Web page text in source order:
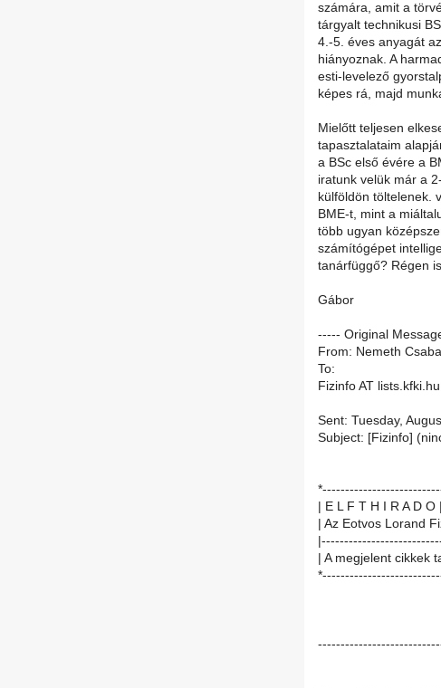
számára, amit a
tárgyalt technikusi
4.-5. éves anyagát
hiányoznak. A
esti-levelező
képes rá, majd
Mielőtt teljesen
tapasztalataim
a BSc első évére a
iratunk velük már a
külföldön töltelenek.
BME-t, mint a
több ugyan
számítógépet
tanárfüggő? Régen
Gábor
----- Original
From: Nemeth Csaba
To:
Fizinfo AT lists.kfki.hu
Sent: Tuesday,
Subject: [Fizinfo]
| E L F T H I R A D O |
| Az Eotvos Lorand
| A megjelent cikkek